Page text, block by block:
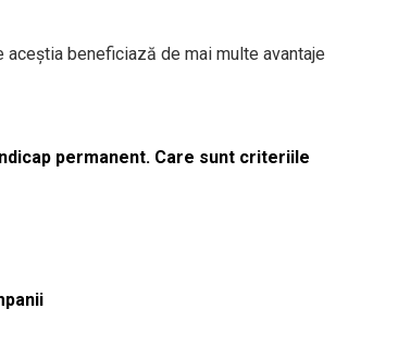
aceștia beneficiază de mai multe avantaje
permanent. Care sunt criteriile